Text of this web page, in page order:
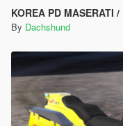
KOREA PD MASERATI
By Dachshund